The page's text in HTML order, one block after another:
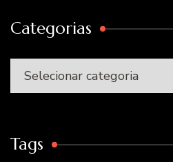
Categorias
Categorias
Tags